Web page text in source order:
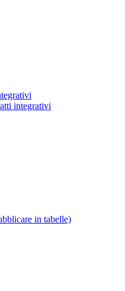
integrativi
in tabelle)